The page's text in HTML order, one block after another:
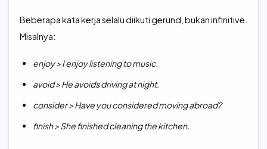
Beberapa kata kerja selalu diikuti gerund, bukan infinitive.
Misalnya:
enjoy > I enjoy listening to music.
avoid > He avoids driving at night.
consider > Have you considered moving abroad?
finish > She finished cleaning the kitchen.